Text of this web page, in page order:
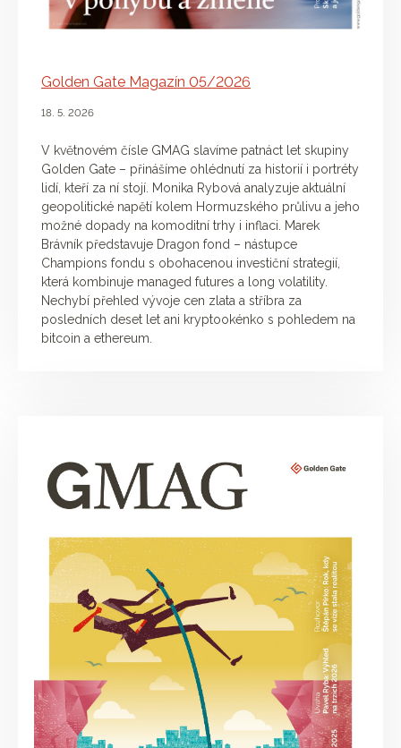
Golden Gate Magazín 05/2026
18. 5. 2026
V květnovém čísle GMAG slavíme patnáct let skupiny
Golden Gate – přinášíme ohlédnutí za historií i portréty
lidí, kteří za ní stojí. Monika Rybová analyzuje aktuální
geopolitické napětí kolem Hormuzského průlivu a jeho
možné dopady na komoditní trhy i inflaci. Marek
Brávník představuje Dragon fond – nástupce
Champions fondu s obohacenou investiční strategií,
která kombinuje managed futures a long volatility.
Nechybí přehled vývoje cen zlata a stříbra za
posledních deset let ani kryptookénko s pohledem na
bitcoin a ethereum.